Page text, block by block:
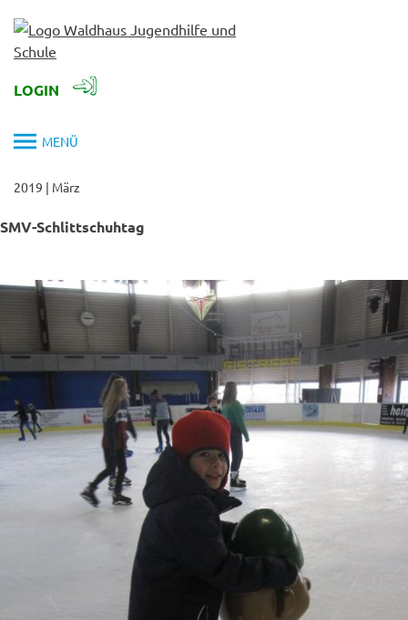
content
LOGIN
MENÜ
2019 | März
SMV-Schlittschuhtag